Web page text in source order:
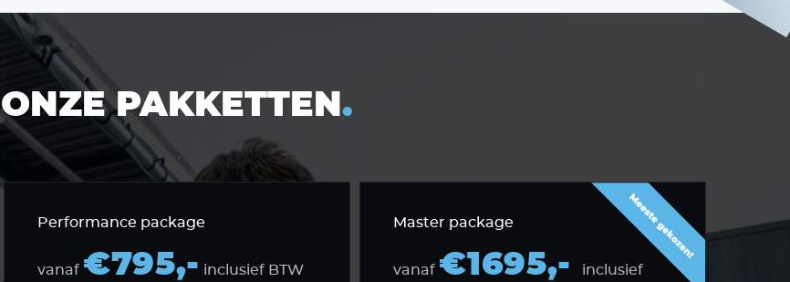
ONZE PAKKETTEN .
Performance package
vanaf €795,- inclusief BTW
Master package
vanaf €1695,-
inclusief